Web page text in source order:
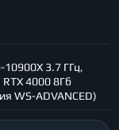
3.7 ГГц,
4000 8Гб
WS-ADVANCED)